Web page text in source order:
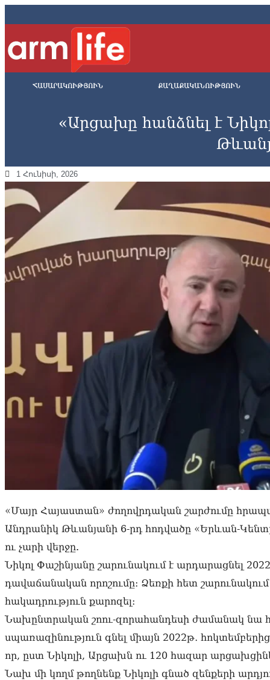
ՀԱՍԱՐԱԿՈՒԹՅՈՒՆ ՔԱՂԱՔԱԿԱՆՈՒԹՅՈՒՆ
«Արցախը հանձնել է
1 Հունիսի, 2026
«Մայր Հայաստան» ժողովրդական շարժումը
Անդրանիկ Թևանյանի 6-րդ հոդվածը «Երևան-
ու չարի վերջը.
Նիկոլ Փաշինյանը շարունակում է արդարացնել
դավաճանական որոշումը։ Ձեռքի հետ
հակադրություն քարոզել։
Նախընտրական շոու-զորահանդեսի ժամանակ նա
սպառազինություն գնել միայն 2022թ․
որ, ըստ Նիկոլի, Արցախն ու 120 հազար
Նախ մի կողմ թողնենք Նիկոլի գնած զենքերի